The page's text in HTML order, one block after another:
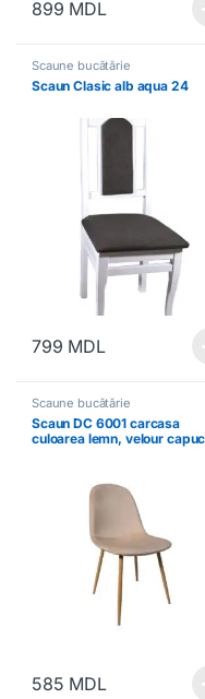
899 MDL
Scaune bucătărie
Scaun Clasic alb aqua 24
799 MDL
Scaune bucătărie
Scaun DC 6001 carcasa
culoarea lemn, velour
585 MDL